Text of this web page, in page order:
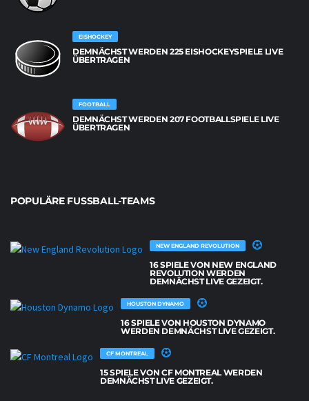
EISHOCKEY
DEMNÄCHST WERDEN 225 EISHOCKEYSPIELE LIVE
ÜBERTRAGEN
FOOTBALL
DEMNÄCHST WERDEN 207 FOOTBALLSPIELE LIVE
ÜBERTRAGEN
POPULÄRE FUSSBALL-TEAMS
NEW ENGLAND REVOLUTION
16 SPIELE VON NEW ENGLAND
REVOLUTION WERDEN
DEMNÄCHST LIVE GEZEIGT.
HOUSTON DYNAMO
16 SPIELE VON HOUSTON DYNAMO
WERDEN DEMNÄCHST LIVE GEZEIGT.
CF MONTREAL
15 SPIELE VON CF MONTREAL WERDEN
DEMNÄCHST LIVE GEZEIGT.